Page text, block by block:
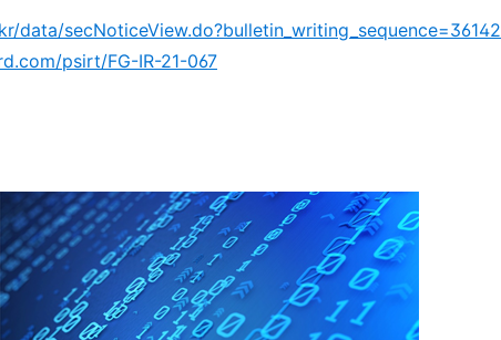
data/secNoticeView.do?bulletin_writing_sequence=36142
psirt/FG-IR-21-067